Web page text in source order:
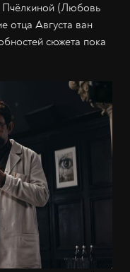
(Любовь
отца Августа ван
сюжета пока